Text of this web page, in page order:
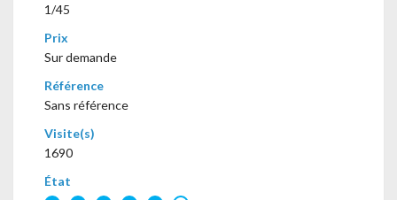
1/45
Prix
Sur demande
Référence
Sans référence
Visite(s)
1690
État